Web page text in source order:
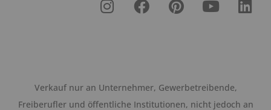
Verkauf nur an Unternehmer, Gewerbetreibende,
Freiberufler und öffentliche Institutionen, nicht jedoch an